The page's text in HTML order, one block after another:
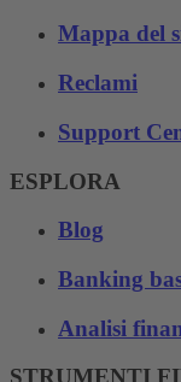
Mappa del
Reclami
Support
ESPLORA
Blog
Banking
Analisi